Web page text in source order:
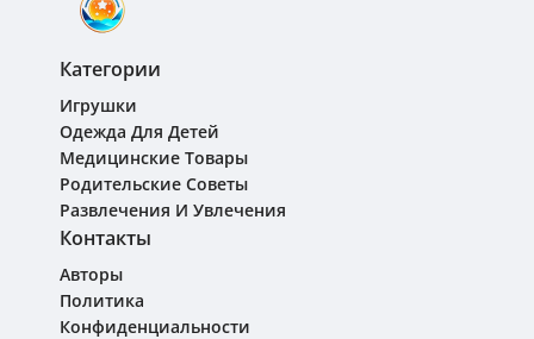
Категории
Игрушки
Одежда Для Детей
Медицинские Товары
Родительские Советы
Развлечения И Увлечения
Контакты
Авторы
Политика
Конфиденциальности